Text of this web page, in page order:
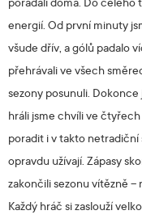
pořádali doma. Do celého
energií. Od první minuty
všude dřív, a gólů padalo
přehrávali ve všech
sezony posunuli. Dokonce
hráli jsme chvíli ve čtyřech
poradit i v takto netradiční
opravdu užívají. Zápasy
zakončili sezonu vítězně
Každý hráč si zaslouží